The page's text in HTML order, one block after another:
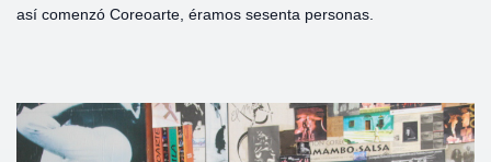
así comenzó Coreoarte, éramos sesenta personas.